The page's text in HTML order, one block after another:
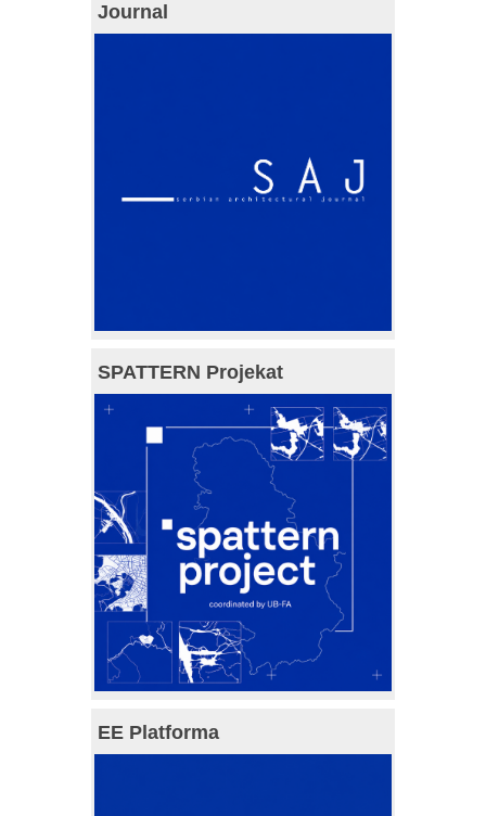
Journal
SPATTERN Projekat
EE Platforma